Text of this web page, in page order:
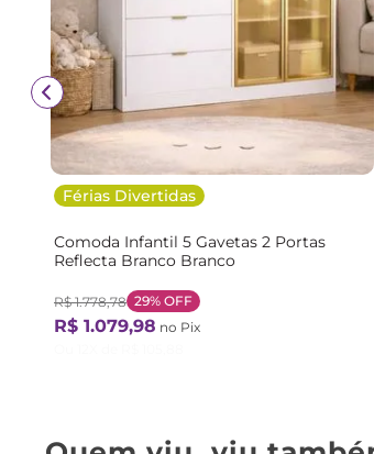
Férias Divertidas
Comoda Infantil 5 Gavetas 2 Portas
Reflecta Branco Branco
R$ 1.778,78 29% OFF
R$ 1.079,98 no Pix